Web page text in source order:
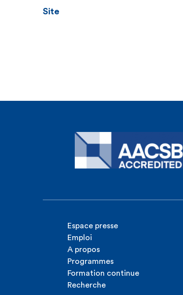
Site
Espace presse
Emploi
A propos
Programmes
Formation continue
Recherche